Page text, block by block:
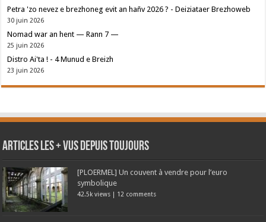
Petra 'zo nevez e brezhoneg evit an hañv 2026 ? - Deiziataer Brezhoweb
30 juin 2026
Nomad war an hent — Rann 7 —
25 juin 2026
Distro Ai'ta ! - 4 Munud e Breizh
23 juin 2026
Articles les + vus depuis toujours
[PLOERMEL] Un couvent à vendre pour l’euro
symbolique
42.5k views | 12 comments